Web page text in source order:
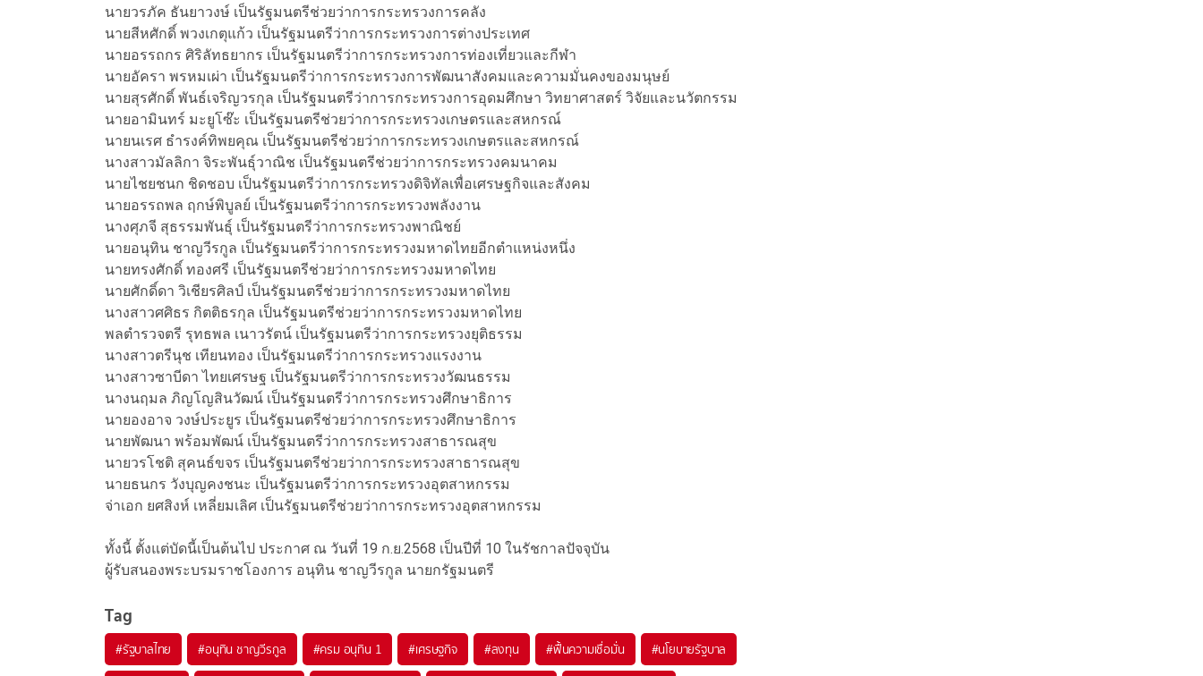
นายวรภัค ธันยาวงษ์ เป็นรัฐมนตรีช่วยว่าการกระทรวงการคลัง
นายสีหศักดิ์ พวงเกตุแก้ว เป็นรัฐมนตรีว่าการกระทรวงการต่างประเทศ
นายอรรถกร ศิริลัทธยากร เป็นรัฐมนตรีว่าการกระทรวงการท่องเที่ยวและกีฬา
นายอัครา พรหมเผ่า เป็นรัฐมนตรีว่าการกระทรวงการพัฒนาสังคมและความมั่นคงของมนุษย์
นายสุรศักดิ์ พันธ์เจริญวรกุล เป็นรัฐมนตรีว่าการกระทรวงการอุดมศึกษา วิทยาศาสตร์ วิจัยและนวัตกรรม
นายอามินทร์ มะยูโซ๊ะ เป็นรัฐมนตรีช่วยว่าการกระทรวงเกษตรและสหกรณ์
นายนเรศ ธำรงค์ทิพยคุณ เป็นรัฐมนตรีช่วยว่าการกระทรวงเกษตรและสหกรณ์
นางสาวมัลลิกา จิระพันธุ์วาณิช เป็นรัฐมนตรีช่วยว่าการกระทรวงคมนาคม
นายไชยชนก ชิดชอบ เป็นรัฐมนตรีว่าการกระทรวงดิจิทัลเพื่อเศรษฐกิจและสังคม
นายอรรถพล ฤกษ์พิบูลย์ เป็นรัฐมนตรีว่าการกระทรวงพลังงาน
นางศุภจี สุธรรมพันธุ์ เป็นรัฐมนตรีว่าการกระทรวงพาณิชย์
นายอนุทิน ชาญวีรกูล เป็นรัฐมนตรีว่าการกระทรวงมหาดไทยอีกตำแหน่งหนึ่ง
นายทรงศักดิ์ ทองศรี เป็นรัฐมนตรีช่วยว่าการกระทรวงมหาดไทย
นายศักดิ์ดา วิเชียรศิลป์ เป็นรัฐมนตรีช่วยว่าการกระทรวงมหาดไทย
นางสาวศศิธร กิตติธรกุล เป็นรัฐมนตรีช่วยว่าการกระทรวงมหาดไทย
พลตำรวจตรี รุทธพล เนาวรัตน์ เป็นรัฐมนตรีว่าการกระทรวงยุติธรรม
นางสาวตรีนุช เทียนทอง เป็นรัฐมนตรีว่าการกระทรวงแรงงาน
นางสาวซาบีดา ไทยเศรษฐ เป็นรัฐมนตรีว่าการกระทรวงวัฒนธรรม
นางนฤมล ภิญโญสินวัฒน์ เป็นรัฐมนตรีว่าการกระทรวงศึกษาธิการ
นายองอาจ วงษ์ประยูร เป็นรัฐมนตรีช่วยว่าการกระทรวงศึกษาธิการ
นายพัฒนา พร้อมพัฒน์ เป็นรัฐมนตรีว่าการกระทรวงสาธารณสุข
นายวรโชติ สุคนธ์ขจร เป็นรัฐมนตรีช่วยว่าการกระทรวงสาธารณสุข
นายธนกร วังบุญคงชนะ เป็นรัฐมนตรีว่าการกระทรวงอุตสาหกรรม
จ่าเอก ยศสิงห์ เหลี่ยมเลิศ เป็นรัฐมนตรีช่วยว่าการกระทรวงอุตสาหกรรม
ทั้งนี้ ตั้งแต่บัดนี้เป็นต้นไป ประกาศ ณ วันที่ 19 ก.ย.2568 เป็นปีที่ 10 ในรัชกาลปัจจุบัน
ผู้รับสนองพระบรมราชโองการ อนุทิน ชาญวีรกูล นายกรัฐมนตรี
Tag
#รัฐบาลไทย #อนุทิน ชาญวีรกูล #ครม อนุทิน 1 #เศรษฐกิจ #ลงทุน #ฟื้นความเชื่อมั่น #นโยบายรัฐบาล